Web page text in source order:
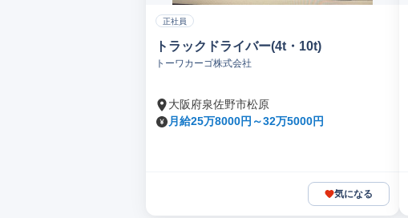
正社員
トラックドライバー(4t・10t)
トーワカーゴ株式会社
大阪府泉佐野市松原
月給25万8000円～32万5000円
気になる